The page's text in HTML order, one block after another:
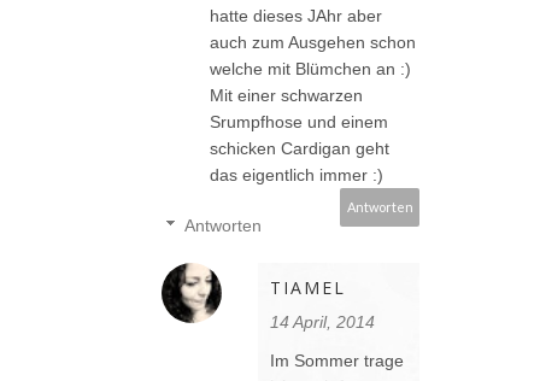
hatte dieses JAhr aber
auch zum Ausgehen schon
welche mit Blümchen an :)
Mit einer schwarzen
Srumpfhose und einem
schicken Cardigan geht
das eigentlich immer :)
Antworten
Antworten
TIAMEL
14 April, 2014
Im Sommer trage